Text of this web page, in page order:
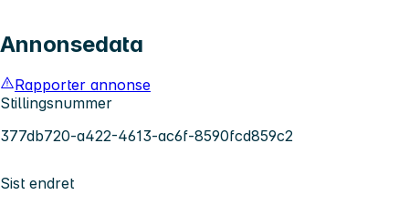
Annonsedata
Rapporter annonse
Stillingsnummer
377db720-a422-4613-ac6f-8590fcd859c2
Sist endret